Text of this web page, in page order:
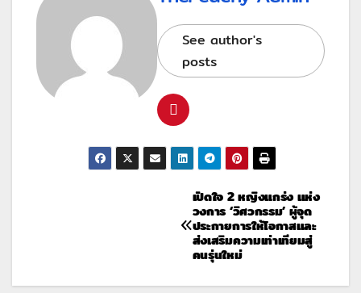
See author's
posts
เปิดใจ 2 หญิงแกร่ง แห่ง
วงการ ‘วิศวกรรม’ ผู้จุด
ประกายการให้โอกาสและ
ส่งเสริมความเท่าเทียมสู่
คนรุ่นใหม่